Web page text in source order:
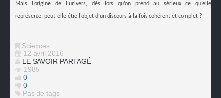
Mais l’origine de l’univers, dès lors qu’on prend au sérieux ce qu’elle
représente, peut-elle être l’objet d’un discours à la fois cohérent et complet ?
Sciences
12 avril 2016
LE SAVOIR PARTAGÉ
1985
0
0
Pas de tags